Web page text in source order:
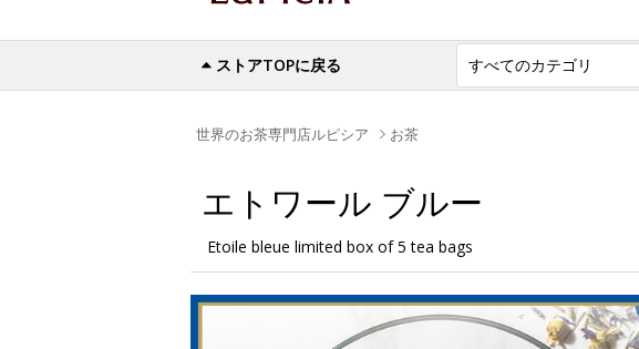
ストアTOPに戻る
世界のお茶専門店ルピシア お茶
エトワール ブルー
Etoile bleue limited box of 5 tea bags